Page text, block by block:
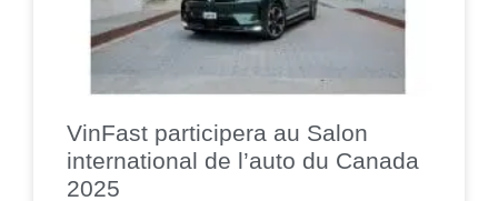
VinFast participera au Salon
international de l’auto du Canada
2025